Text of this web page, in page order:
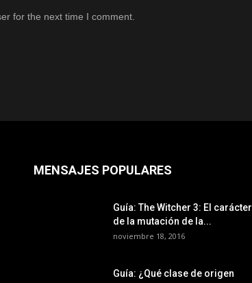
for the next time I comment.
MENSAJES POPULARES
Guía: The Witcher 3: El carácter
de la mutación de la...
noviembre 18, 2016
Guía: ¿Qué clase de origen